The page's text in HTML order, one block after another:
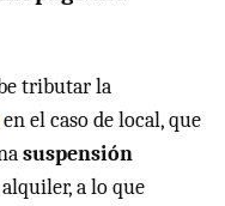
tributar la
en el caso de local, que
suspensión
a lo que